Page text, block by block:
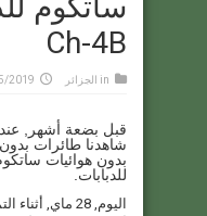
Ch-4B
in الجزائر 2019
قبل بضعة أشهر,
للدبابات.
اليوم, 28 ماي,